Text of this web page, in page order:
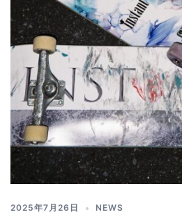
2025年7月26日 NEWS